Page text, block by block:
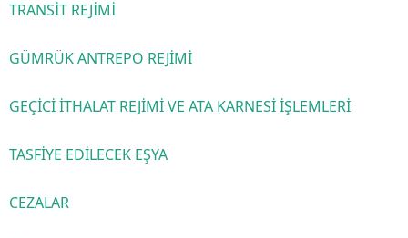
TRANSİT REJİMİ
GÜMRÜK ANTREPO REJİMİ
GEÇİCİ İTHALAT REJİMİ VE ATA KARNESİ İŞLEMLERİ
TASFİYE EDİLECEK EŞYA
CEZALAR